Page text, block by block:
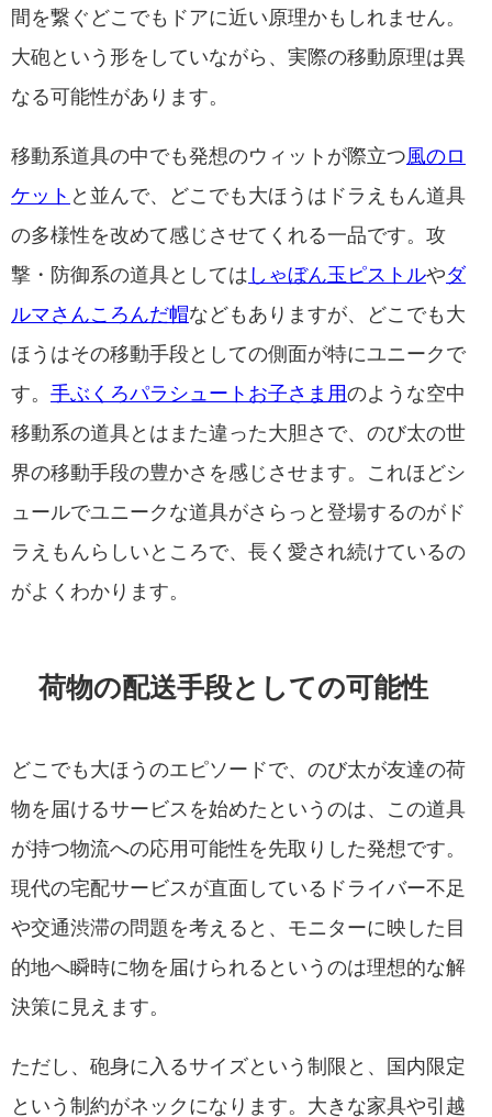
間を繋ぐどこでもドアに近い原理かもしれません。
大砲という形をしていながら、実際の移動原理は異
なる可能性があります。
移動系道具の中でも発想のウィットが際立つ風のロ
ケット と並んで、どこでも大ほうはドラえもん道具
の多様性を改めて感じさせてくれる一品です。攻
撃・防御系の道具としては しゃぼん玉ピストルやダ
ルマさんころんだ帽などもありますが、どこでも大
ほうはその移動手段としての側面が特にユニークで
す。 手ぶくろパラシュートお子さま用のような空中
移動系の道具とはまた違った大胆さで、のび太の世
界の移動手段の豊かさを感じさせます。これほどシ
ュールでユニークな道具がさらっと登場するのがド
ラえもんらしいところで、長く愛され続けているの
がよくわかります。
荷物の配送手段としての可能性
どこでも大ほうのエピソードで、のび太が友達の荷
物を届けるサービスを始めたというのは、この道具
が持つ物流への応用可能性を先取りした発想です。
現代の宅配サービスが直面しているドライバー不足
や交通渋滞の問題を考えると、モニターに映した目
的地へ瞬時に物を届けられるというのは理想的な解
決策に見えます。
ただし、砲身に入るサイズという制限と、国内限定
という制約がネックになります。大きな家具や引越